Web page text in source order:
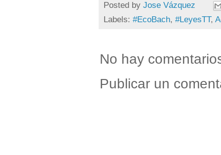
Posted by Jose Vázquez
Labels: #EcoBach, #LeyesTT,
No hay
Publicar un